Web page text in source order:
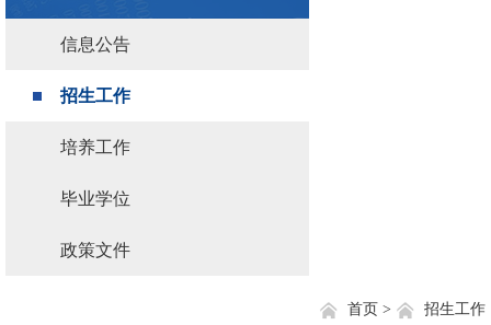
信息公告
招生工作
培养工作
毕业学位
政策文件
招生工作
首页 >